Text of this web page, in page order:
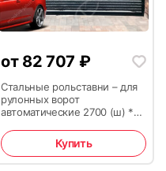
от 82 707 ₽
Стальные рольставни – для
рулонных ворот
автоматические 2700 (ш) *
Купить